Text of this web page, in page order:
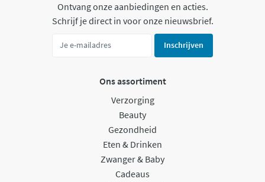
Ontvang onze aanbiedingen en acties.
Schrijf je direct in voor onze nieuwsbrief.
Inschrijven
Ons assortiment
Verzorging
Beauty
Gezondheid
Eten & Drinken
Zwanger & Baby
Cadeaus